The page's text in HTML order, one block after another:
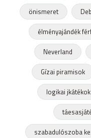
önismeret
élményajándék
Neverland
Gízai piramisok
logikai jkátékok
szabadulószoba